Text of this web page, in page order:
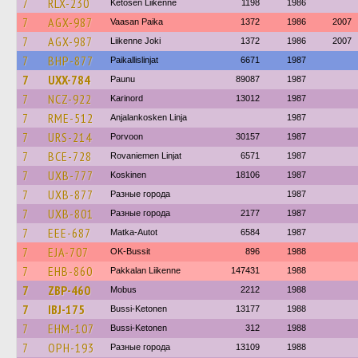
7 RLX-230 Ketosen Liikenne 1198 1986
7 AGX-987 Vaasan Paika 1372 1986 2007
7 AGX-987 Liikenne Joki 1372 1986 2007
7 BHP-877 Paikallislinjat 6671 1987
7 UXX-784 Paunu 89087 1987
7 NCZ-922 Karinord 13012 1987
7 RME-512 Anjalankosken Linja 1987
7 URS-214 Porvoon 30157 1987
7 BCE-728 Rovaniemen Linjat 6571 1987
7 UXB-777 Koskinen 18106 1987
7 UXB-877 Разные города 1987
7 UXB-801 Разные города 2177 1987
7 EEE-687 Matka-Autot 6584 1987
7 EJA-707 OK-Bussit 896 1988
7 EHB-860 Pakkalan Liikenne 147431 1988
7 ZBP-460 Mobus 2212 1988
7 IBJ-175 Bussi-Ketonen 13177 1988
7 EHM-107 Bussi-Ketonen 312 1988
7 OPH-193 Разные города 13109 1988